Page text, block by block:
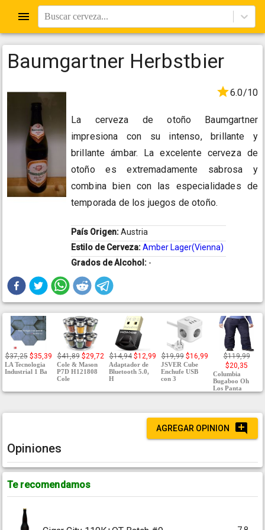
Buscar cerveza...
Baumgartner Herbstbier
6.0/10
La cerveza de otoño Baumgartner
impresiona con su intenso, brillante y
brillante ámbar. La excelente cerveza de
otoño es extremadamente sabrosa y
combina bien con las especialidades de
temporada de los juegos de otoño.
País Origen:Austria
Estilo de Cerveza:Amber Lager(Vienna)
Grados de Alcohol: -
$37,25 $35,39
LA Tecnologia
Industrial 1 Ba
$41,89 $29,72
Cole & Mason
P7D H121808
Cole
$14,94 $12,99
Adaptador de
Bluetooth 5.0,
H
$19,99 $16,99
JSVER Cube
Enchufe USB
con 3
$119,99
$20,35
Columbia
Bugaboo Oh
Los Panta
AGREGAR OPINION
Opiniones
Te recomendamos